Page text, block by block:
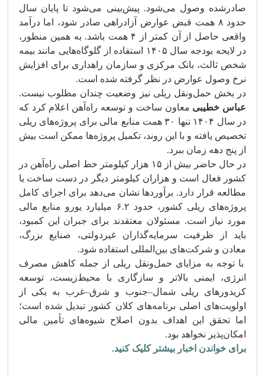
صادرشده وصول می‌شود. پیش‌بینی می‌شود تا پایان سال
حدود ۸ همت قبض عوارض آزادراهی صادر شود، اما درآمد
واقعی حاصل از آن کمتر از ۴ همت باشد. به همین منظور،
در لایحه بودجه سال ۱۴۰۵ استفاده از گلوگاه‌هایی مانند بیمه
شخص ثالث، بانک مرکزی و سازمان راهداری برای افزایش
نرخ وصول عوارض در نظر گرفته شده است.
در بخش حمل‌ونقل ریلی نیز وضعیت چندان مطلوب نیست.
عباس خطیبی معاون ساخت و توسعه راه‌آهن اعلام کرد که
در سال ۱۴۰۴ تنها ۳۰ همت منابع مالی برای پروژه‌های ریلی
تخصیص یافته و با این روند، تکمیل پروژه‌ها ممکن است بیش
از پنج دهه زمان ببرد.
در حال حاضر بیش از ۱۵ هزار کیلومتر خط اصلی راه‌آهن در
کشور فعال است و هزاران کیلومتر دیگر در دست ساخت یا
مطالعه قرار دارد. برآوردها نشان می‌دهد برای اجرای کامل
پروژه‌های ریلی کشور، حدود ۶.۲ میلیارد یورو منابع مالی
مورد نیاز است. مسئولان معتقدند برای جبران این کمبود،
باید از ظرفیت سرمایه‌گذاران غیردولتی، صنایع بزرگ،
معادن و شرکت‌های بین‌المللی استفاده شود.
با توجه به مزایای حمل‌ونقل ریلی از جمله کاهش مصرف
انرژی، ایمنی بالاتر و سازگاری با محیط‌زیست، توسعه
کریدورهای ریلی شمال–جنوب و شرق–غرب به یکی از
اولویت‌های اصلی برنامه‌های کلان کشور تبدیل شده است؛
اما تحقق این اهداف بدون اصلاح شیوه‌های تأمین مالی
امکان‌پذیر نخواهد بود.
برای خواندن اخبار بیشتر کلیک کنید.